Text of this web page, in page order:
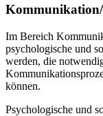
Im Bereich
psychologische und
werden, die
können.
Psychologische und